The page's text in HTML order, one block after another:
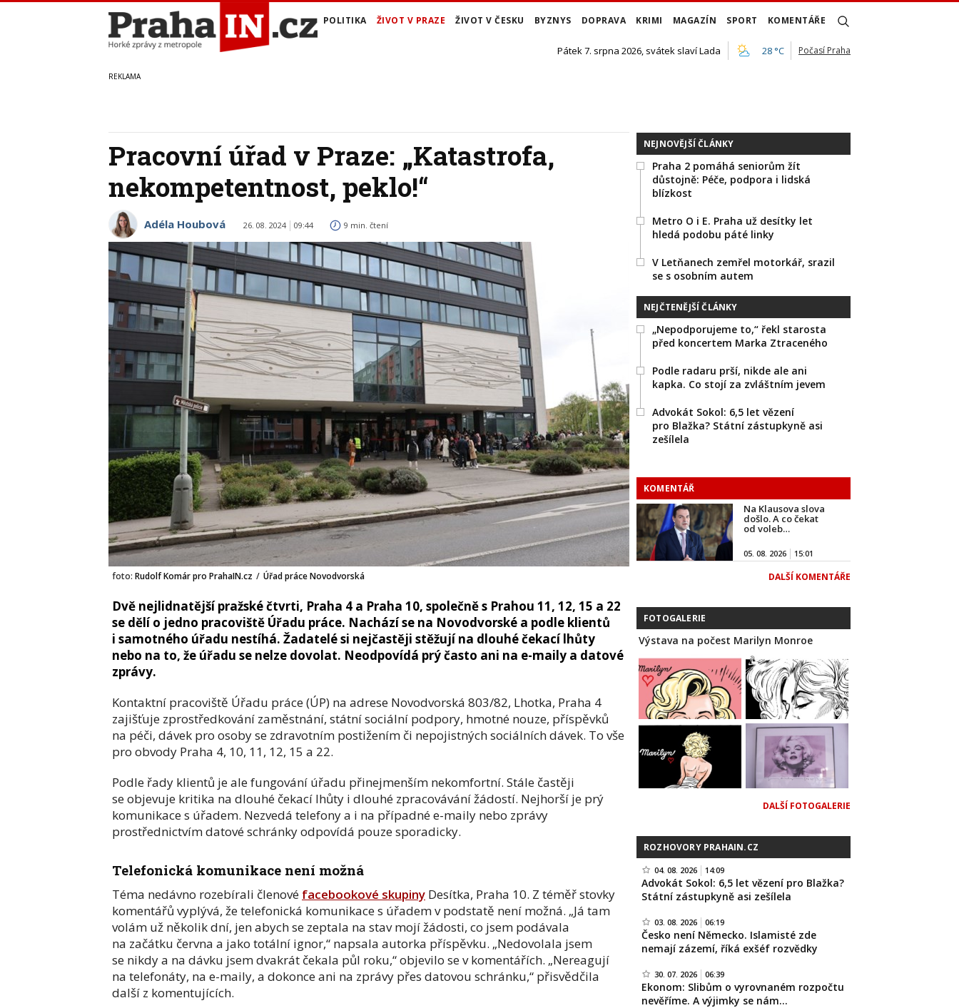
POLITIKA ŽIVOT V PRAZE ŽIVOT V ČESKU BYZNYS DOPRAVA KRIMI MAGAZÍN SPORT KOMENTÁŘE
Pátek 7. srpna 2026, svátek slaví Lada 28 °C Počasí Praha
Pracovní úřad v Praze: „Katastrofa,
nekompetentnost, peklo!“
Adéla Houbová 26. 08. 2024 09:44 9 min. čtení
foto: Rudolf Komár pro PrahaIN.cz / Úřad práce Novodvorská
Dvě nejlidnatější pražské čtvrti, Praha 4 a Praha 10, společně s Prahou 11, 12, 15 a 22
se dělí o jedno pracoviště Úřadu práce. Nachází se na Novodvorské a podle klientů
i samotného úřadu nestíhá. Žadatelé si nejčastěji stěžují na dlouhé čekací lhůty
nebo na to, že úřadu se nelze dovolat. Neodpovídá prý často ani na e-maily a datové
zprávy.
Kontaktní pracoviště Úřadu práce (ÚP) na adrese Novodvorská 803/82, Lhotka, Praha 4
zajišťuje zprostředkování zaměstnání, státní sociální podpory, hmotné nouze, příspěvků
na péči, dávek pro osoby se zdravotním postižením či nepojistných sociálních dávek. To vše
pro obvody Praha 4, 10, 11, 12, 15 a 22.
Podle řady klientů je ale fungování úřadu přinejmenším nekomfortní. Stále častěji
se objevuje kritika na dlouhé čekací lhůty i dlouhé zpracovávání žádostí. Nejhorší je prý
komunikace s úřadem. Nezvedá telefony a i na případné e-maily nebo zprávy
prostřednictvím datové schránky odpovídá pouze sporadicky.
Telefonická komunikace není možná
Téma nedávno rozebírali členové facebookové skupiny Desítka, Praha 10. Z téměř stovky
komentářů vyplývá, že telefonická komunikace s úřadem v podstatě není možná. „Já tam
volám už několik dní, jen abych se zeptala na stav mojí žádosti, co jsem podávala
na začátku června a jako totální ignor,“ napsala autorka příspěvku. „Nedovolala jsem
se nikdy a na dávku jsem dvakrát čekala půl roku,“ objevilo se v komentářích. „Nereagují
na telefonáty, na e-maily, a dokonce ani na zprávy přes datovou schránku,“ přisvědčila
další z komentujících.
NEJNOVĚJŠÍ ČLÁNKY
Praha 2 pomáhá seniorům žít
důstojně: Péče, podpora i lidská
blízkost
Metro O i E. Praha už desítky let
hledá podobu páté linky
V Letňanech zemřel motorkář, srazil
se s osobním autem
NEJČTENĚJŠÍ ČLÁNKY
„Nepodporujeme to,“ řekl starosta
před koncertem Marka Ztraceného
Podle radaru prší, nikde ale ani
kapka. Co stojí za zvláštním jevem
Advokát Sokol: 6,5 let vězení
pro Blažka? Státní zástupkyně asi
zešílela
KOMENTÁŘ
Na Klausova slova
došlo. A co čekat
od voleb…
05. 08. 2026 15:01
DALŠÍ KOMENTÁŘE
FOTOGALERIE
Výstava na počest Marilyn Monroe
DALŠÍ FOTOGALERIE
ROZHOVORY PRAHAIN.CZ
04. 08. 2026 14:09
Advokát Sokol: 6,5 let vězení pro Blažka?
Státní zástupkyně asi zešílela
03. 08. 2026 06:19
Česko není Německo. Islamisté zde
nemají zázemí, říká exšéf rozvědky
30. 07. 2026 06:39
Ekonom: Slibům o vyrovnaném rozpočtu
nevěříme. A výjimky se nám…